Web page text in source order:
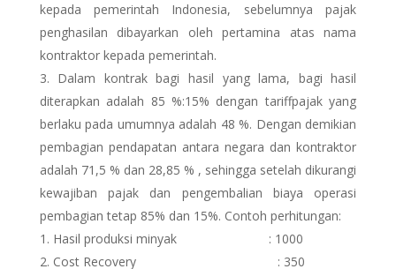
kepada pemerintah Indonesia, sebelumnya pajak
penghasilan dibayarkan oleh pertamina atas nama
kontraktor kepada pemerintah.
Dalam kontrak bagi hasil yang lama, bagi hasil
diterapkan adalah 85 %:15% dengan tariffpajak yang
berlaku pada umumnya adalah 48 %. Dengan demikian
pembagian pendapatan antara negara dan kontraktor
adalah 71,5 % dan 28,85 % , sehingga setelah dikurangi
kewajiban pajak dan pengembalian biaya operasi
pembagian tetap 85% dan 15%. Contoh perhitungan:
Hasil produksi minyak : 1000
Cost Recovery : 350